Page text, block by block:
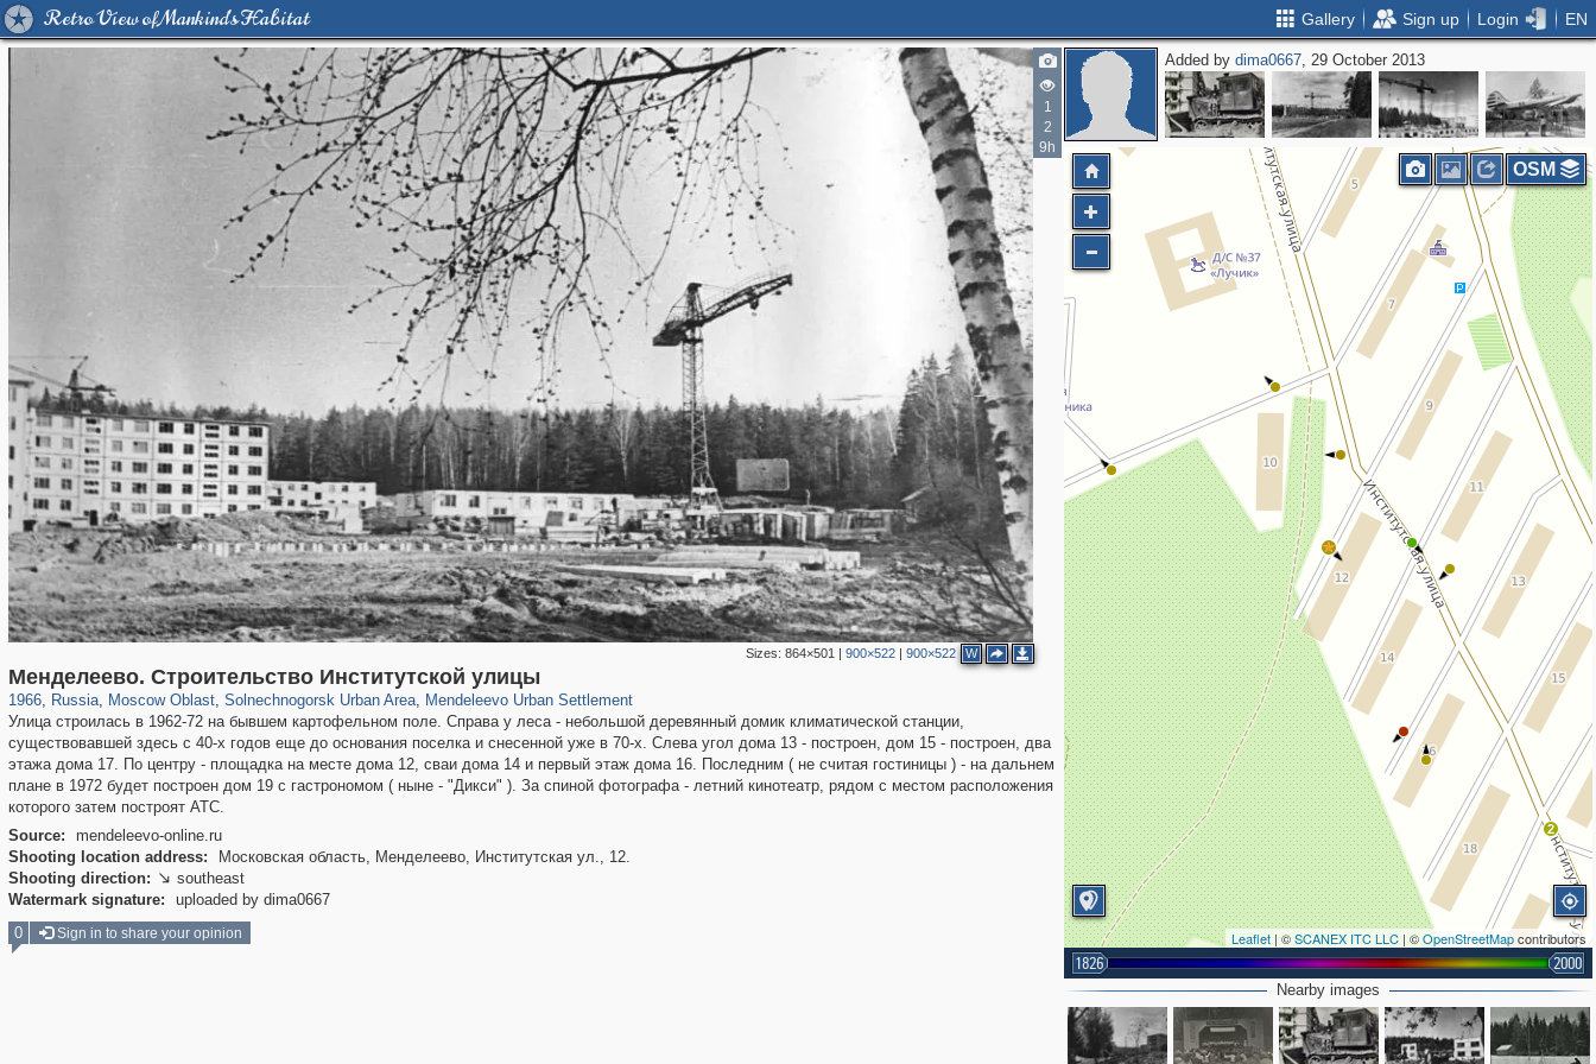
Retro View of Mankind's Habitat Gallery Sign up Login EN
1
2
9h
Sizes: 864×501 | 900×522| 900×522 W
Менделеево. Строительство Институтской улицы
1966, Russia
1,406,840 29,243
, Moscow Oblast
96,438 1,691
, Solnechnogorsk Urban Area
2,418 29
, Mendeleevo Urban Settlement
331 2
Улица строилась в 1962-72 на бывшем картофельном поле. Справа у леса - небольшой деревянный домик климатической станции,
существовавшей здесь с 40-х годов еще до основания поселка и снесенной уже в 70-х. Слева угол дома 13 - построен, дом 15 - построен, два
этажа дома 17. По центру - площадка на месте дома 12, сваи дома 14 и первый этаж дома 16. Последним ( не считая гостиницы ) - на дальнем
плане в 1972 будет построен дом 19 с гастрономом ( ныне - "Дикси" ). За спиной фотографа - летний кинотеатр, рядом с местом расположения
которого затем построят АТС.
Source:
mendeleevo-online.ru
Shooting location address:
Московская область, Менделеево, Институтская ул., 12.
Shooting direction:  southeast
Watermark signature:
uploaded by dima0667
Added bydima0667, 29 October 2013
2
Leaflet | ©SCANEX ITC LLC | ©OpenStreetMapcontributors
1826 2000
OSM
Nearby images
0 Sign in to share your opinion